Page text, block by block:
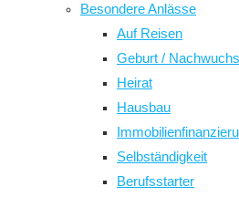
Besondere Anlässe
Auf Reisen
Geburt / Nachwuchs
Heirat
Hausbau
Selbständigkeit
Berufsstarter